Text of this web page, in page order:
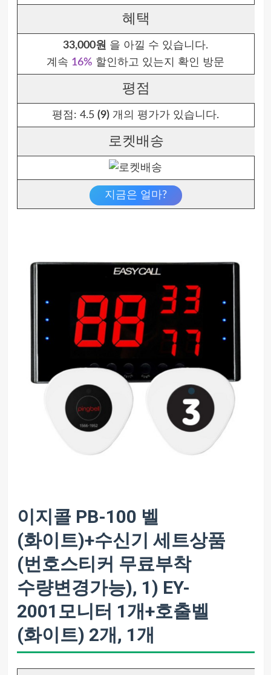
혜택
33,000원 을 아낄 수 있습니다.
계속 16% 할인하고 있는지 확인 방문
평점
평점: 4.5 (9) 개의 평가가 있습니다.
로켓배송
지금은 얼마?
이지콜 PB-100 벨
(화이트)+수신기 세트상품
(번호스티커 무료부착
수량변경가능), 1) EY-
2001모니터 1개+호출벨
(화이트) 2개, 1개